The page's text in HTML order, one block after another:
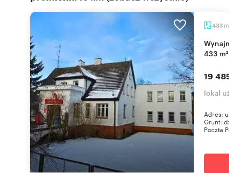
433 m
Wynajmę atrakcyjną nieruchomość turystyczną
433
19
lokal
Adres:
Grunt:
Poczta